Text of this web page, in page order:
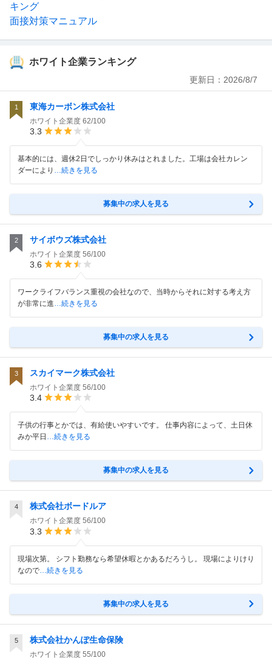
キング
面接対策マニュアル
ホワイト企業ランキング
更新日： 2026/8/7
1 東海カーボン株式会社
ホワイト企業度 62/100
3.3
基本的には、週休2日でしっかり休みはとれました。工場は会社カレン
ダーにより …続きを見る
募集中の求人を見る
2 サイボウズ株式会社
ホワイト企業度 56/100
3.6
ワークライフバランス重視の会社なので、当時からそれに対する考え方
が非常に進…続きを見る
募集中の求人を見る
3 スカイマーク株式会社
ホワイト企業度 56/100
3.4
子供の行事とかでは、有給使いやすいです。 仕事内容によって、土日休
みか平日 …続きを見る
募集中の求人を見る
4 株式会社ボードルア
ホワイト企業度 56/100
3.3
現場次第。 シフト勤務なら希望休暇とかあるだろうし。 現場によりけり
なので …続きを見る
募集中の求人を見る
5 株式会社かんぽ生命保険
ホワイト企業度 55/100